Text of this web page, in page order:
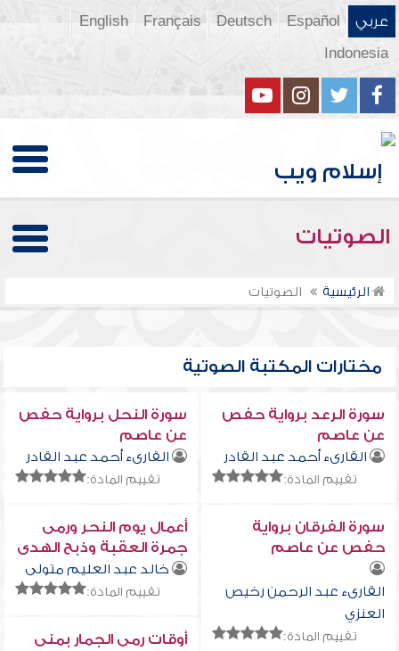
عربي Español
Deutsch
Français
English
Indonesia
الصوتيات
الرئيسية الصوتيات
مختارات المكتبة الصوتية
سورة الرعد برواية حفص
عن عاصم
القارىء أحمد عبد القادر
تقييم المادة:
سورة النحل برواية حفص
عن عاصم
القارىء أحمد عبد القادر
تقييم المادة:
سورة الفرقان برواية
حفص عن عاصم
القارىء عبد الرحمن رخيص
العنزي
تقييم المادة:
أعمال يوم النحر ورمى
جمرة العقبة وذبح الهدى
والحلق أو التقصير وطواف
الإفاضة
خالد عبد العليم متولى
تقييم المادة:
أوقات رمى الجمار بمنى